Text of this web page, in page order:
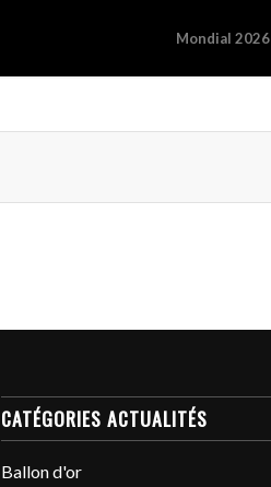
Mondial 2026
CATÉGORIES ACTUALITÉS
Ballon d'or